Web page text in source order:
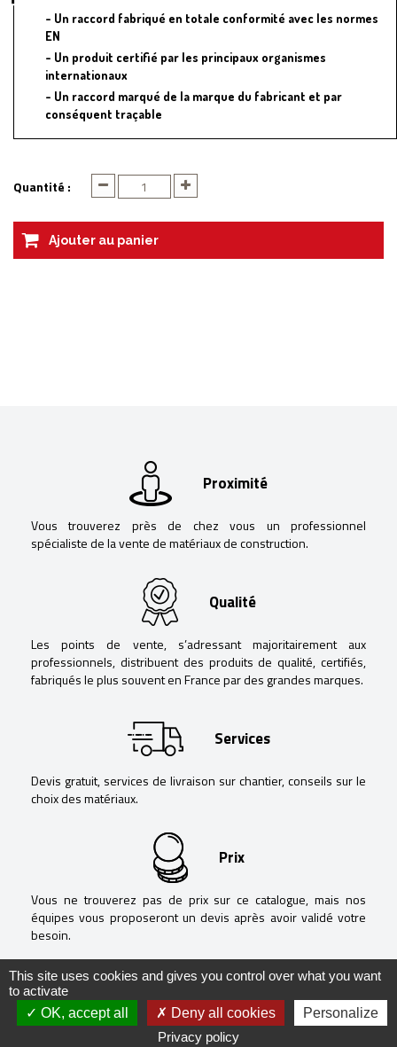
Un raccord fabriqué en totale conformité avec les normes
EN
Un produit certifié par les principaux organismes
internationaux
Un raccord marqué de la marque du fabricant et par
conséquent traçable
Quantité :
Ajouter au panier
Proximité
Vous trouverez près de chez vous un professionnel
spécialiste de la vente de matériaux de construction.
Qualité
Les points de vente, s’adressant majoritairement aux
professionnels, distribuent des produits de qualité, certifiés,
fabriqués le plus souvent en France par des grandes marques.
Services
Devis gratuit, services de livraison sur chantier, conseils sur le
choix des matériaux.
Prix
Vous ne trouverez pas de prix sur ce catalogue, mais nos
équipes vous proposeront un devis après avoir validé votre
besoin.
@ Negoguide - 2020 - Mentions légales- Politique de confidentialité-
RéalisationRÉVÉLATIONS
This site uses cookies and gives you control over what you want
to activate
OK, accept all
Deny all cookies
Personalize
Privacy policy